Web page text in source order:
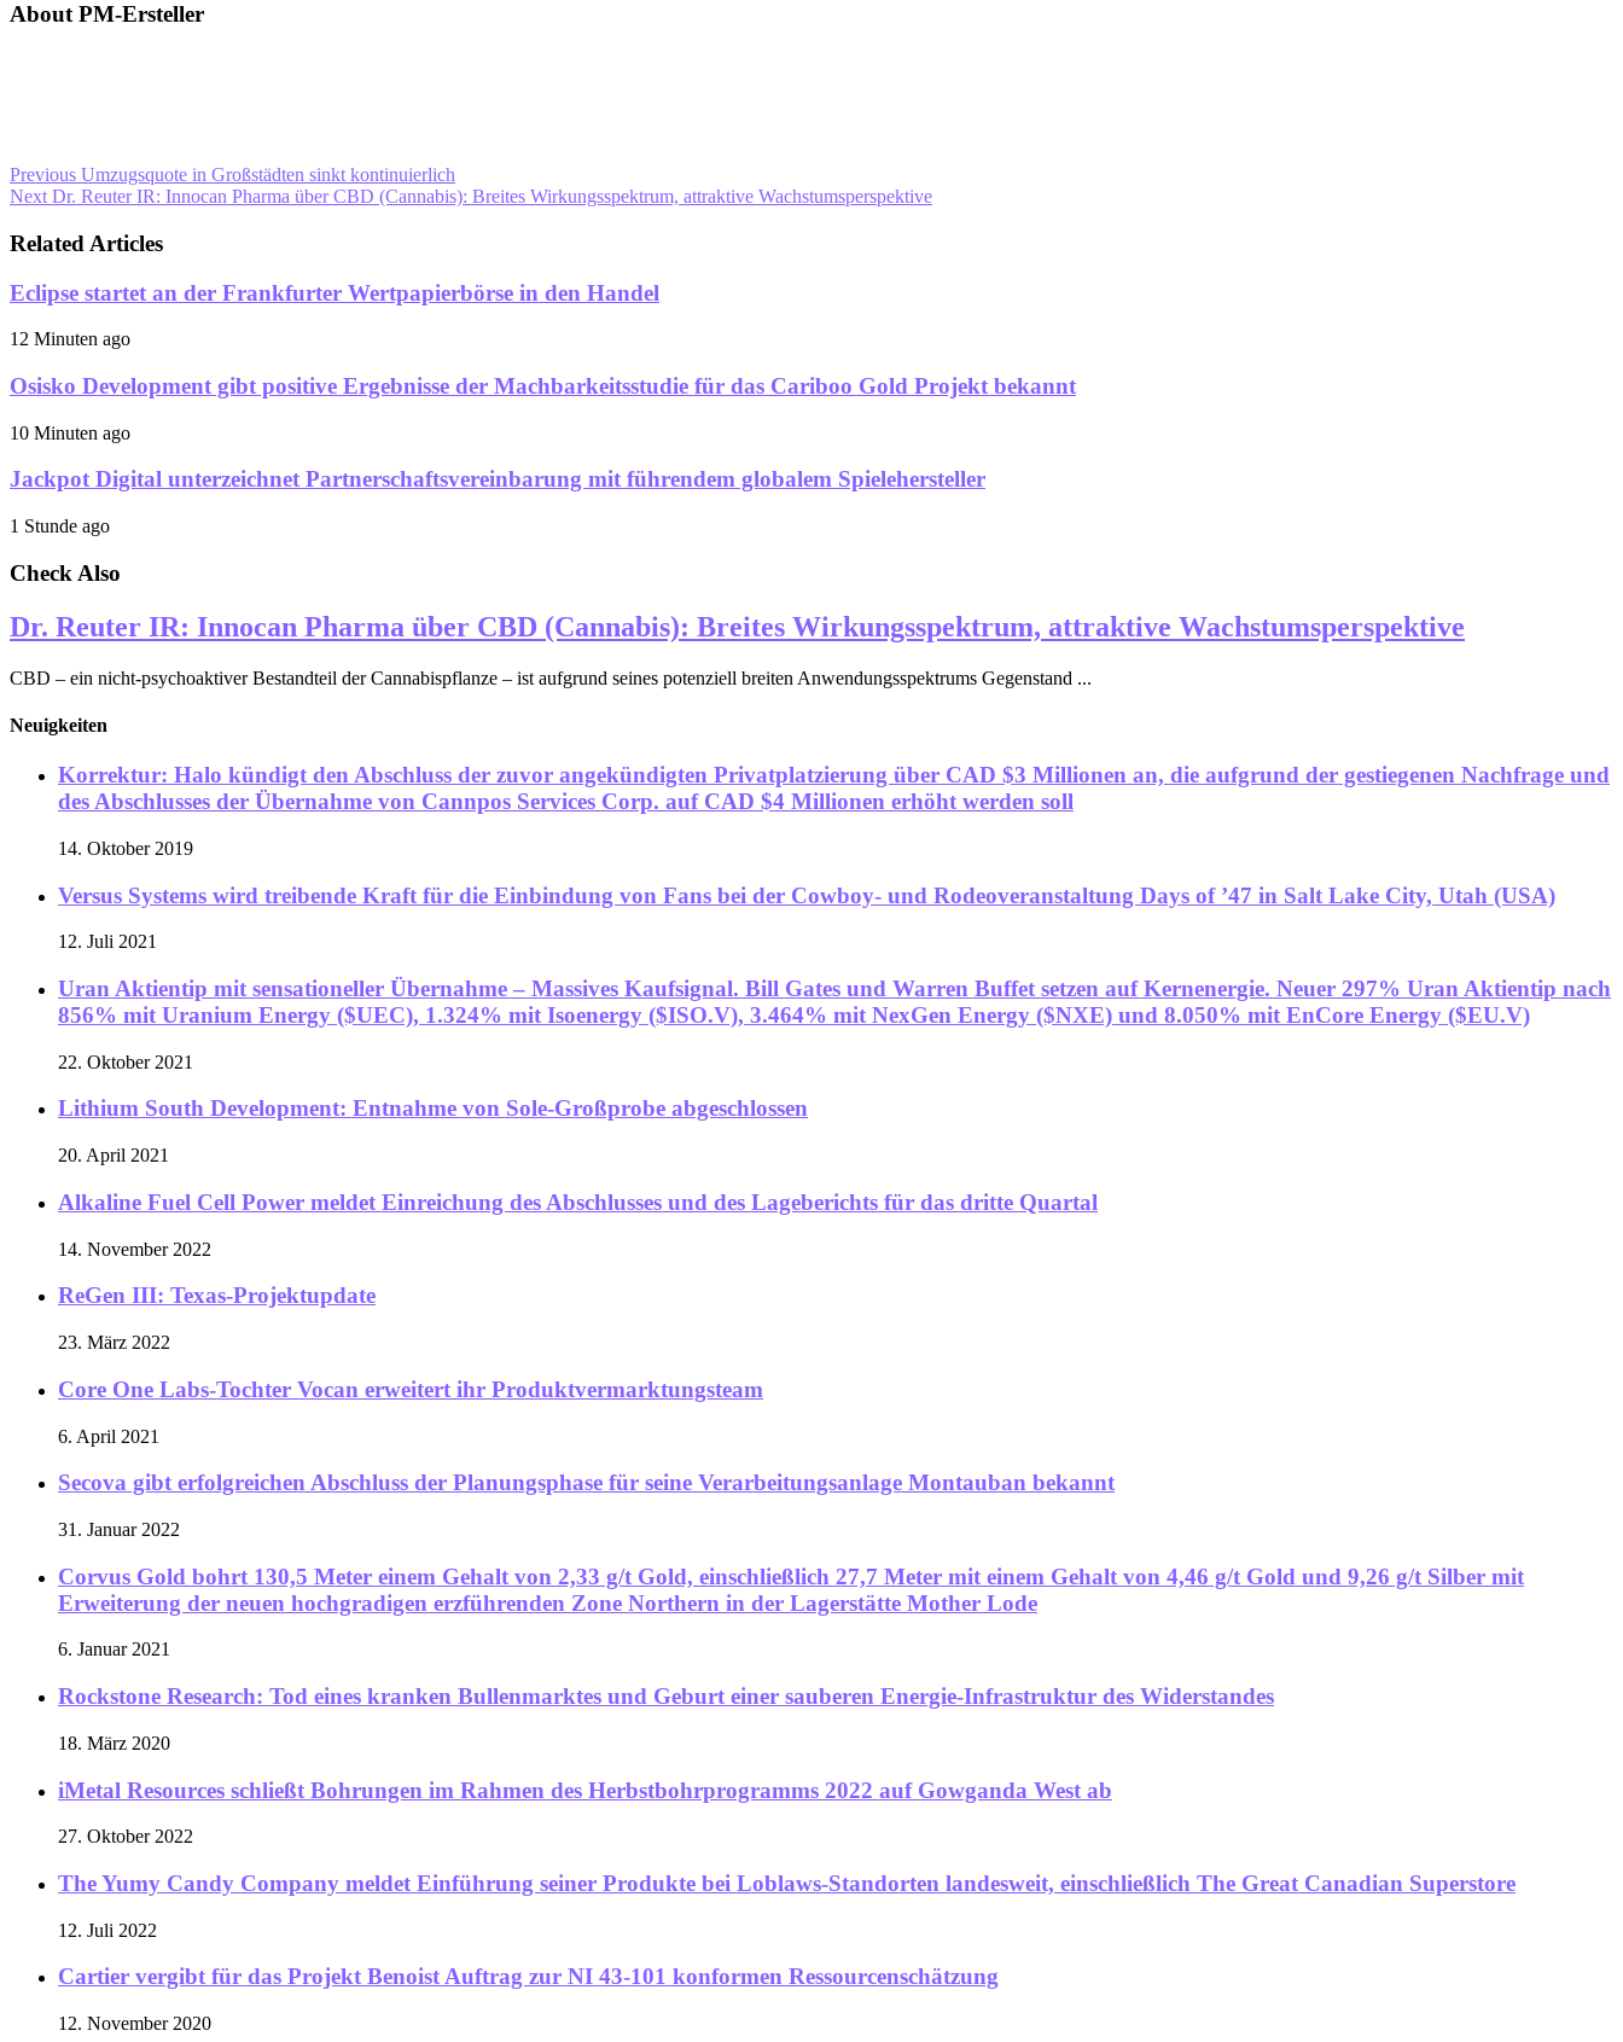
About PM-Ersteller
Previous Umzugsquote in Großstädten sinkt kontinuierlich
Next Dr. Reuter IR: Innocan Pharma über CBD (Cannabis): Breites Wirkungsspektrum, attraktive Wachstumsperspektive
Related Articles
Eclipse startet an der Frankfurter Wertpapierbörse in den Handel
12 Minuten ago
Osisko Development gibt positive Ergebnisse der Machbarkeitsstudie für das Cariboo Gold Projekt bekannt
10 Minuten ago
Jackpot Digital unterzeichnet Partnerschaftsvereinbarung mit führendem globalem Spielehersteller
1 Stunde ago
Check Also
Dr. Reuter IR: Innocan Pharma über CBD (Cannabis): Breites Wirkungsspektrum, attraktive Wachstumsperspektive
CBD – ein nicht-psychoaktiver Bestandteil der Cannabispflanze – ist aufgrund seines potenziell breiten Anwendungsspektrums Gegenstand ...
Neuigkeiten
Korrektur: Halo kündigt den Abschluss der zuvor angekündigten Privatplatzierung über CAD $3 Millionen an, die aufgrund der gestiegenen Nachfrage und
des Abschlusses der Übernahme von Cannpos Services Corp. auf CAD $4 Millionen erhöht werden soll
14. Oktober 2019
Versus Systems wird treibende Kraft für die Einbindung von Fans bei der Cowboy- und Rodeoveranstaltung Days of ’47 in Salt Lake City, Utah (USA)
12. Juli 2021
Uran Aktientip mit sensationeller Übernahme – Massives Kaufsignal. Bill Gates und Warren Buffet setzen auf Kernenergie. Neuer 297% Uran Aktientip nach
856% mit Uranium Energy ($UEC), 1.324% mit Isoenergy ($ISO.V), 3.464% mit NexGen Energy ($NXE) und 8.050% mit EnCore Energy ($EU.V)
22. Oktober 2021
Lithium South Development: Entnahme von Sole-Großprobe abgeschlossen
20. April 2021
Alkaline Fuel Cell Power meldet Einreichung des Abschlusses und des Lageberichts für das dritte Quartal
14. November 2022
ReGen III: Texas-Projektupdate
23. März 2022
Core One Labs-Tochter Vocan erweitert ihr Produktvermarktungsteam
6. April 2021
Secova gibt erfolgreichen Abschluss der Planungsphase für seine Verarbeitungsanlage Montauban bekannt
31. Januar 2022
Corvus Gold bohrt 130,5 Meter einem Gehalt von 2,33 g/t Gold, einschließlich 27,7 Meter mit einem Gehalt von 4,46 g/t Gold und 9,26 g/t Silber mit
Erweiterung der neuen hochgradigen erzführenden Zone Northern in der Lagerstätte Mother Lode
6. Januar 2021
Rockstone Research: Tod eines kranken Bullenmarktes und Geburt einer sauberen Energie-Infrastruktur des Widerstandes
18. März 2020
iMetal Resources schließt Bohrungen im Rahmen des Herbstbohrprogramms 2022 auf Gowganda West ab
27. Oktober 2022
The Yumy Candy Company meldet Einführung seiner Produkte bei Loblaws-Standorten landesweit, einschließlich The Great Canadian Superstore
12. Juli 2022
Cartier vergibt für das Projekt Benoist Auftrag zur NI 43-101 konformen Ressourcenschätzung
12. November 2020